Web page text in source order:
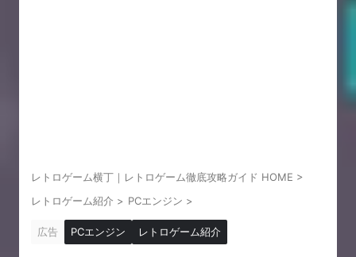
レトロゲーム横丁｜レトロゲーム徹底攻略ガイド HOME >
レトロゲーム紹介 > PCエンジン >
広告 PCエンジン レトロゲーム紹介